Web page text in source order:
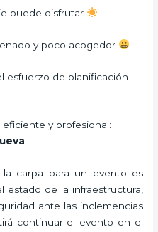
puede disfrutar
y poco acogedor
esfuerzo de planificación
y profesional:
.
carpa para un evento es
de la infraestructura,
ante las inclemencias
continuar el evento en el